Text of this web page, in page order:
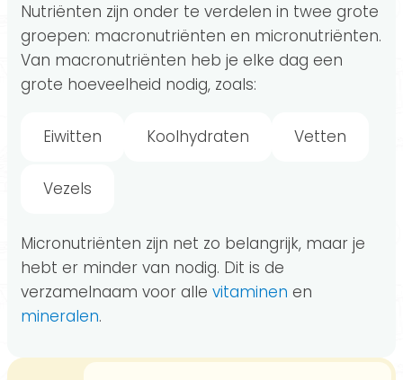
Nutriënten zijn onder te verdelen in twee grote
groepen: macronutriënten en micronutriënten.
Van macronutriënten heb je elke dag een
grote hoeveelheid nodig, zoals:
Eiwitten Koolhydraten Vetten
Vezels
Micronutriënten zijn net zo belangrijk, maar je
hebt er minder van nodig. Dit is de
verzamelnaam voor alle vitaminen en
mineralen.